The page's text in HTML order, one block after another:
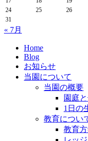
24
25 26
31
« 7月
Home
Blog
お知らせ
当園について
当園の概要
園庭
1日の
教育につい
教育